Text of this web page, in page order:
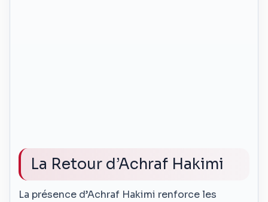
La Retour d’Achraf Hakimi
La présence d’Achraf Hakimi renforce les